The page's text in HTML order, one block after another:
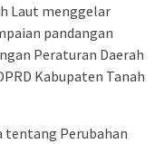
Laut menggelar
pandangan
Peraturan Daerah
Kabupaten Tanah
tentang Perubahan